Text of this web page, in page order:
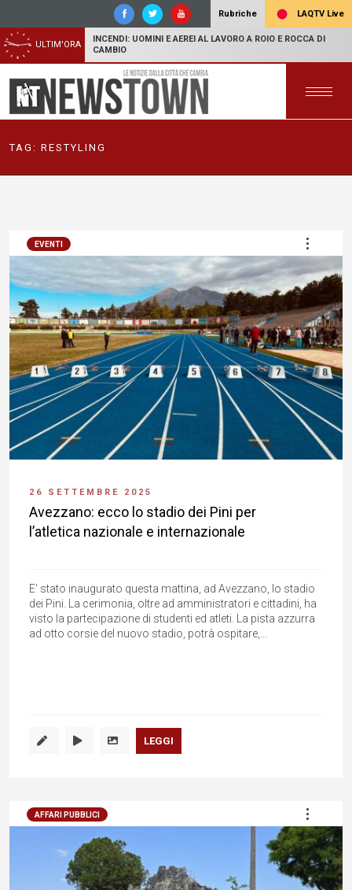
Rubriche LAQTV Live
ULTIM'ORA
INCENDI: UOMINI E AEREI AL LAVORO A ROIO E ROCCA DI
CAMBIO
TAG: RESTYLING
EVENTI
26 SETTEMBRE 2025
Avezzano: ecco lo stadio dei Pini per
l’atletica nazionale e internazionale
E' stato inaugurato questa mattina, ad Avezzano, lo stadio
dei Pini. La cerimonia, oltre ad amministratori e cittadini, ha
visto la partecipazione di studenti ed atleti. La pista azzurra
ad otto corsie del nuovo stadio, potrà ospitare,...
LEGGI
AFFARI PUBBLICI